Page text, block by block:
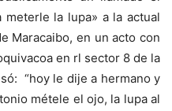
la lupa» a la actual
Maracaibo, en un acto con
en rl sector 8 de la
“hoy le dije a hermano y
métele el ojo, la lupa al